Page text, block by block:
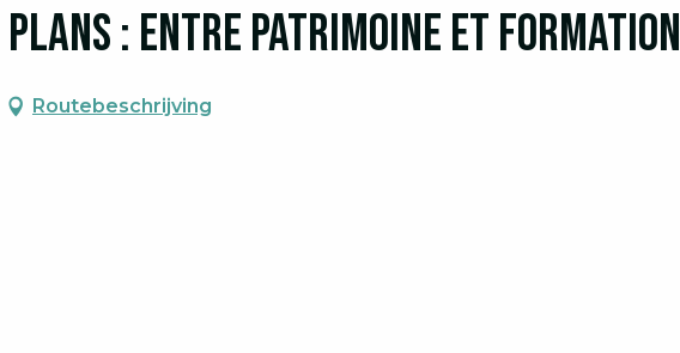
Plans : entre Patrimoine et Formation
Routebeschrijving